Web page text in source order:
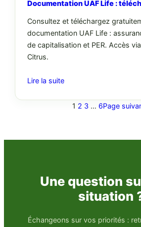
Documentation UAF Life :
Consultez et téléchargez
documentation UAF Life :
de capitalisation et PER. Accès
Citrus.
Lire la suite
1 2 3 … 6Page
Une question
situation
Échangeons sur vos priorités :